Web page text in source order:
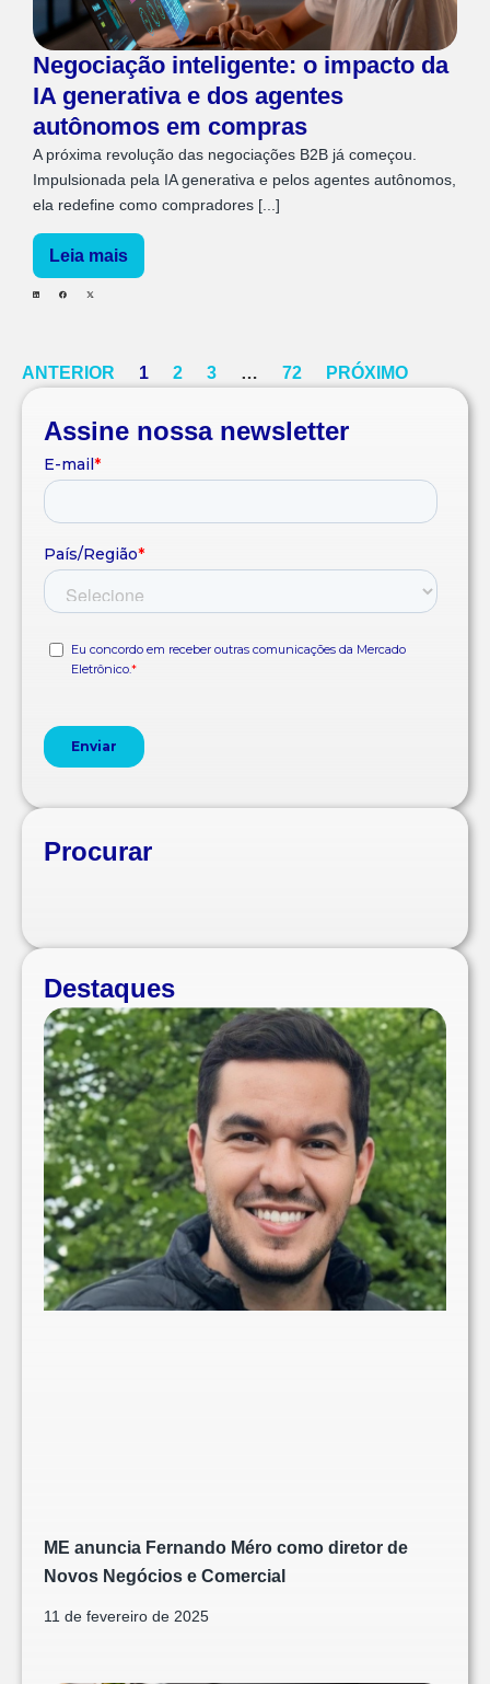
Negociação inteligente: o impacto da
IA generativa e dos agentes
autônomos em compras
A próxima revolução das negociações B2B já começou.
Impulsionada pela IA generativa e pelos agentes autônomos,
ela redefine como compradores [...]
Leia mais
ANTERIOR 1 2 3 … 72 PRÓXIMO
Assine nossa newsletter
Procurar
Destaques
ME anuncia Fernando Méro como diretor de
Novos Negócios e Comercial
11 de fevereiro de 2025